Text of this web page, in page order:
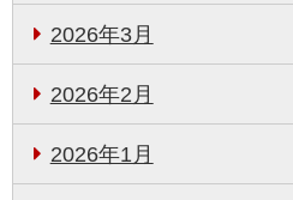
2026年3月
2026年2月
2026年1月